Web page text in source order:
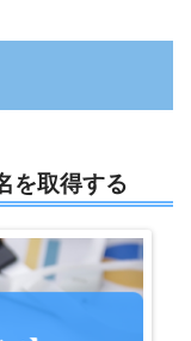
を取得する